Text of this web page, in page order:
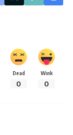
Dead
0
Wink
0